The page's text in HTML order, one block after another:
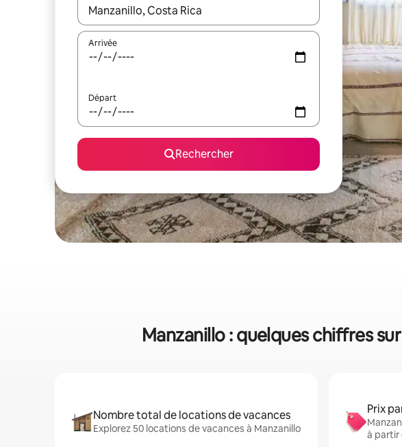
Lorsque les résultats s'affichent, utilisez les flèches vers le haut et
Arrivée
Départ
Rechercher
Manzanillo : quelques chiffres
Nombre total de locations de vacances
Explorez 50 locations de vacances à Manzanillo
Prix
à partir